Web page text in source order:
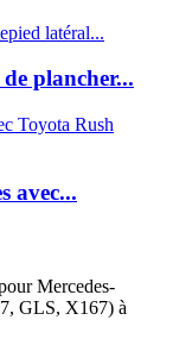
plancher...
avec...